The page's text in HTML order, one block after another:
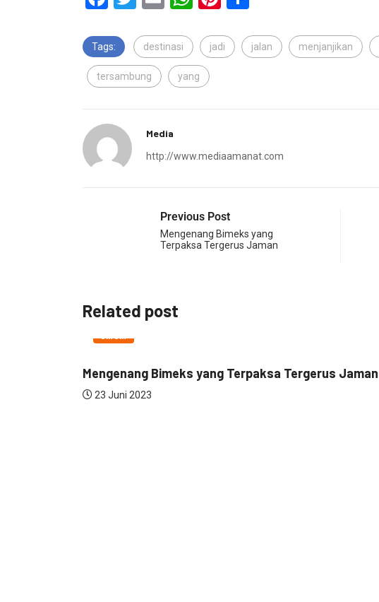
Tags: destinasi jadi jalan menjanjikan
tersambung yang
Media
http://www.mediaamanat.com
Previous Post
Mengenang Bimeks yang
Terpaksa Tergerus Jaman
Related post
UMUM
Mengenang Bimeks yang Terpaksa Tergerus Jaman
23 Juni 2023